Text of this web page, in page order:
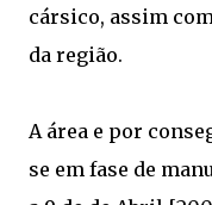
cársico, assim
da região.
A área e por
se em fase de